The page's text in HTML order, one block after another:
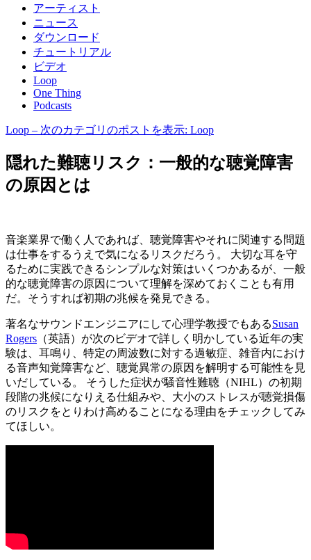
アーティスト
ニュース
ダウンロード
チュートリアル
ビデオ
Loop
One Thing
Podcasts
Loop – 次のカテゴリのポストを表示: Loop
隠れた難聴リスク：一般的な聴覚障害
の原因とは
音楽業界で働く人であれば、聴覚障害やそれに関連する問題
は仕事をするうえで気になるリスクだろう。 大切な耳を守
るために実践できるシンプルな対策はいくつかあるが、一般
的な聴覚障害の原因について理解を深めておくことも有用
だ。そうすれば初期の兆候を発見できる。
著名なサウンドエンジニアにして心理学教授でもあるSusan
Rogers （英語）が次のビデオで詳しく明かしている近年の実
験は、耳鳴り、特定の周波数に対する過敏症、雑音内におけ
る音声知覚障害など、聴覚異常の原因を解明する可能性を見
いだしている。 そうした症状が騒音性難聴（NIHL）の初期
段階の兆候になりえる仕組みや、大小のストレスが聴覚損傷
のリスクをとりわけ高めることになる理由をチェックしてみ
てほしい。